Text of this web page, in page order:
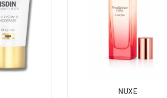
NUXE